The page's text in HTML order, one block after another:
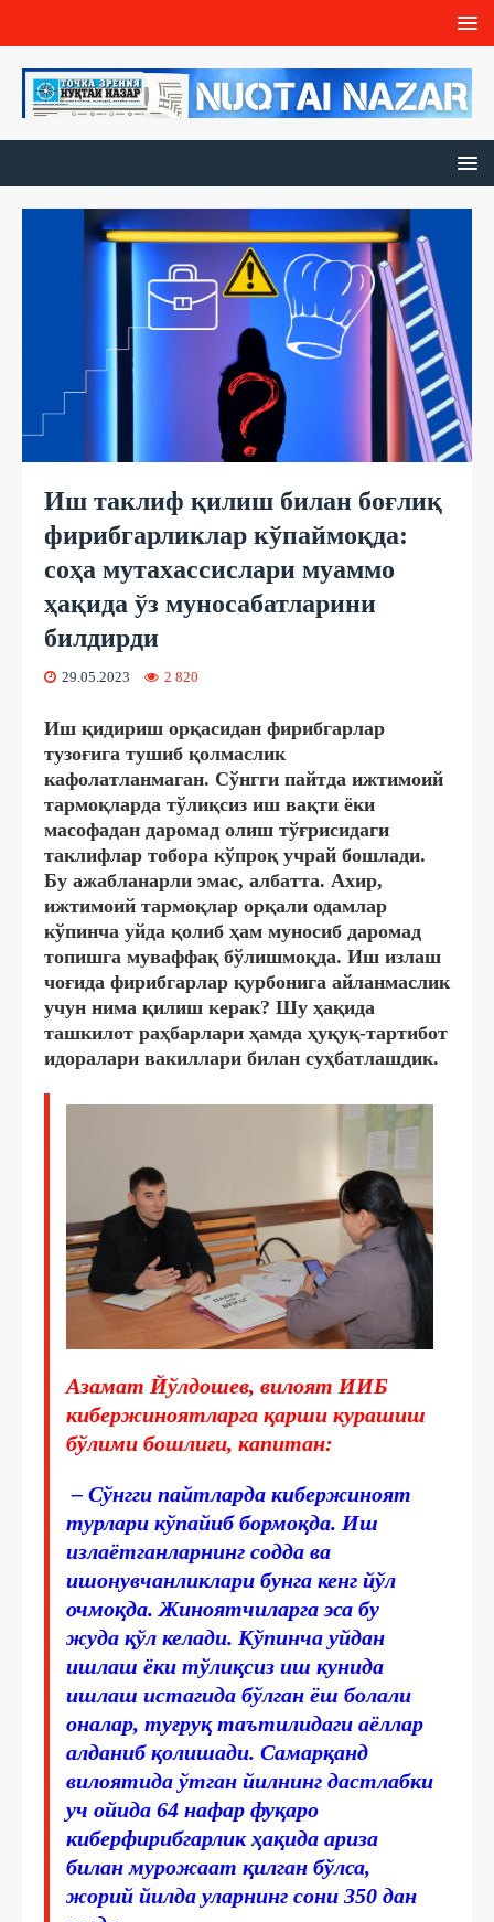
Иш таклиф қилиш билан боғлиқ
фирибгарликлар кўпаймоқда:
соҳа мутахассислари муаммо
ҳақида ўз муносабатларини
билдирди
29.05.2023 2 820
Иш қидириш орқасидан фирибгарлар
тузоғига тушиб қолмаслик
кафолатланмаган. Сўнгги пайтда ижтимоий
тармоқларда тўлиқсиз иш вақти ёки
масофадан даромад олиш тўғрисидаги
таклифлар тобора кўпроқ учрай бошлади.
Бу ажабланарли эмас, албатта. Ахир,
ижтимоий тармоқлар орқали одамлар
кўпинча уйда қолиб ҳам муносиб даромад
топишга муваффақ бўлишмоқда. Иш излаш
чоғида фирибгарлар қурбонига айланмаслик
учун нима қилиш керак? Шу ҳақида
ташкилот раҳбарлари ҳамда ҳуқуқ-тартибот
идоралари вакиллари билан суҳбатлашдик.
Азамат Йўлдошев, вилоят ИИБ
кибержиноятларга қарши курашиш
бўлими бошлиғи, капитан:
– Сўнгги пайтларда кибержиноят
турлари кўпайиб бормоқда. Иш
излаётганларнинг содда ва
ишонувчанликлари бунга кенг йўл
очмоқда. Жиноятчиларга эса бу
жуда қўл келади. Кўпинча уйдан
ишлаш ёки тўлиқсиз иш кунида
ишлаш истагида бўлган ёш болали
оналар, туғруқ таътилидаги аёллар
алданиб қолишади. Самарқанд
вилоятида ўтган йилнинг дастлабки
уч ойида 64 нафар фуқаро
киберфирибгарлик ҳақида ариза
билан мурожаат қилган бўлса,
жорий йилда уларнинг сони 350 дан